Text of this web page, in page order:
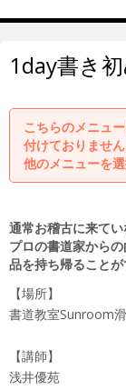
1day書き
こちらのメニュ
付けておりません
他のメニューを選
通常お稽古に来て
プロの書道家から
品を持ち帰ること
【場所】
書道教室Sunroom
【講師】
浅井優苑